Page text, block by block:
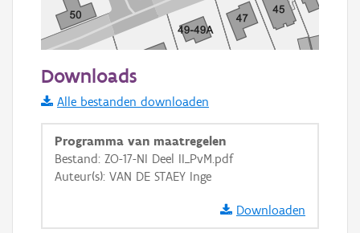
Informatie Vlaanderen
i
+ −
Downloads
Alle bestanden downloaden
Programma van maatregelen
Bestand: ZO-17-NI Deel II_PvM.pdf
Auteur(s): VAN DE STAEY Inge
Downloaden